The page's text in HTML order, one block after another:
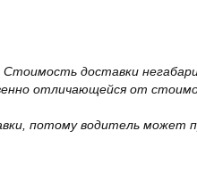
доставки
отличающейся от
потому водитель может